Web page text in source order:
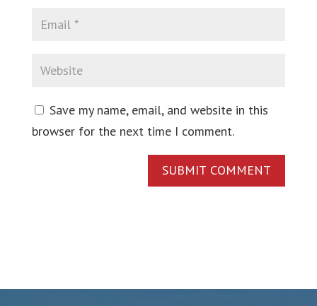
Save my name, email, and website in this
browser for the next time I comment.